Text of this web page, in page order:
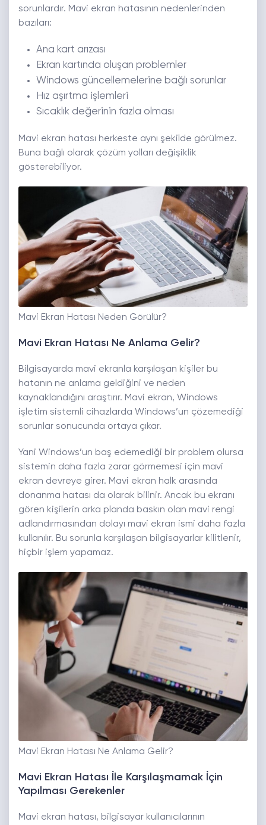
sorunlardır. Mavi ekran hatasının nedenlerinden
bazıları:
Ana kart arızası
Ekran kartında oluşan problemler
Windows güncellemelerine bağlı sorunlar
Hız aşırtma işlemleri
Sıcaklık değerinin fazla olması
Mavi ekran hatası herkeste aynı şekilde görülmez.
Buna bağlı olarak çözüm yolları değişiklik
gösterebiliyor.
Mavi Ekran Hatası Neden Görülür?
Mavi Ekran Hatası Ne Anlama Gelir?
Bilgisayarda mavi ekranla karşılaşan kişiler bu
hatanın ne anlama geldiğini ve neden
kaynaklandığını araştırır. Mavi ekran, Windows
işletim sistemli cihazlarda Windows’un çözemediği
sorunlar sonucunda ortaya çıkar.
Yani Windows’un baş edemediği bir problem olursa
sistemin daha fazla zarar görmemesi için mavi
ekran devreye girer. Mavi ekran halk arasında
donanma hatası da olarak bilinir. Ancak bu ekranı
gören kişilerin arka planda baskın olan mavi rengi
adlandırmasından dolayı mavi ekran ismi daha fazla
kullanılır. Bu sorunla karşılaşan bilgisayarlar kilitlenir,
hiçbir işlem yapamaz.
Mavi Ekran Hatası Ne Anlama Gelir?
Mavi Ekran Hatası İle Karşılaşmamak İçin
Yapılması Gerekenler
Mavi ekran hatası, bilgisayar kullanıcılarının